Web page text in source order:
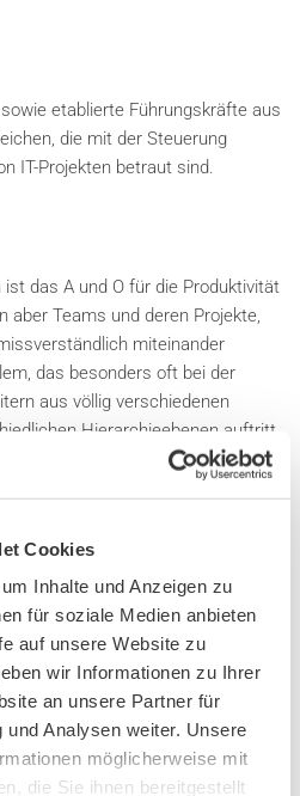
Cookies
Inhalte und Anzeigen zu
für soziale Medien anbieten
auf unsere Website zu
wir Informationen zu Ihrer
an unsere Partner für
Analysen weiter. Unsere
möglicherweise mit
die Sie ihnen bereitgestellt
etablierte Führungskräfte aus
die mit der Steuerung
IT-Projekten betraut sind.
das A und O für die Produktivität
aber Teams und deren Projekte,
miteinander
das besonders oft bei der
aus völlig verschiedenen
Hierarchieebenen auftritt.
bei der Umsetzung von
sind viele verschiedene
Anforderungen diverser
werden. Kurzum: Eine
ist von entscheidender
Aber auch für die Interaktion
allein Fachkompetenz – auch hier
Fragetechniken wichtig, um auf
einzugehen.